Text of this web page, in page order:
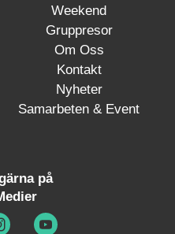
Weekend
Gruppresor
Om Oss
Kontakt
Nyheter
Samarbeten & Event
på